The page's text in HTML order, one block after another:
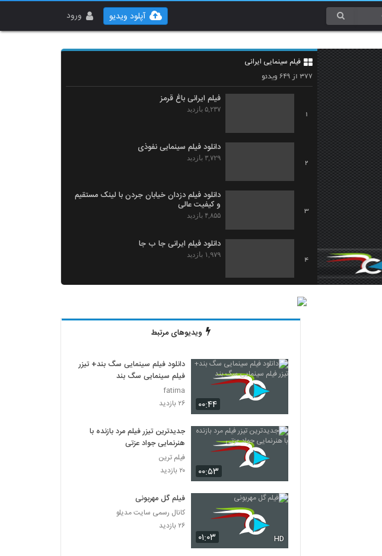
ورود آپلود ویدیو
فیلم سینمایی ایرانی
۳۷۷از ۶۴۹ویدئو
1
فیلم ایرانی باغ قرمز
۵,۲۳۷ بازدید
2
دانلود فیلم سینمایی نفوذی
۳,۷۲۹ بازدید
3
دانلود فیلم دزدان خیابان جردن با لینک مستقیم
و کیفیت عالی
۴,۸۵۵ بازدید
4
دانلود فیلم ایرانی جا ب جا
۱,۹۷۹ بازدید
5
دانلود فیلم گاو زخمی (1393)
دانلود فیلم بیچاره ها
۲,۰۸۸ بازدید
دانلود فیلم این زن ها ساخته عباس رزیجی
۳,۲۰۰ بازدید
دانلود فیلم ایرانی کلاغ پر
دانلود فیلم چراغی در مه به کارگردانی پناه بر خدا
رضایی
ویدیوهای مرتبط
۰۰:۴۴
دانلود فیلم سینمایی سگ بند+ تیزر
فیلم سینمایی سگ بند
fatima
۲۶ بازدید
۰۰:۵۳
جدیدترین تیزر فیلم مرد بازنده با
هنرنمایی جواد عزتی
فیلم ترین
۲۰ بازدید
۰۱:۰۳ HD
فیلم گل مهربونی
کانال رسمی سایت مدیلو
۲۶ بازدید